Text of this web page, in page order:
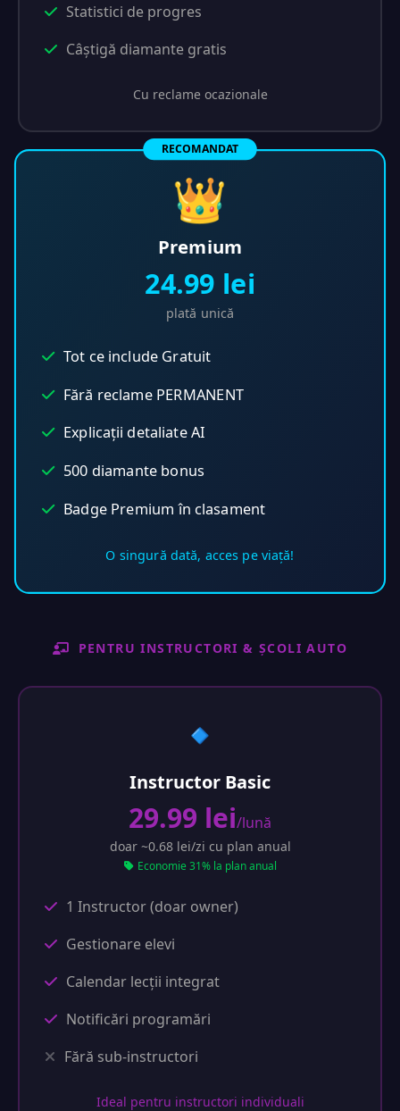
Statistici de progres
Câștigă diamante gratis
Cu reclame ocazionale
RECOMANDAT
👑
Premium
24.99 lei
plată unică
Tot ce include Gratuit
Fără reclame PERMANENT
Explicații detaliate AI
500 diamante bonus
Badge Premium în clasament
O singură dată, acces pe viață!
PENTRU INSTRUCTORI & ȘCOLI AUTO
🔹
Instructor Basic
29.99 lei/lună
doar ~0.68 lei/zi cu plan anual
Economie 31% la plan anual
1 Instructor (doar owner)
Gestionare elevi
Calendar lecții integrat
Notificări programări
Fără sub-instructori
Ideal pentru instructori individuali